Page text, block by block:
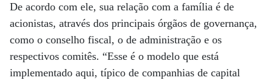
De acordo com ele, sua relação com a família é de
acionistas, através dos principais órgãos de governança,
como o conselho fiscal, o de administração e os
respectivos comitês. “Esse é o modelo que está
implementado aqui, típico de companhias de capital